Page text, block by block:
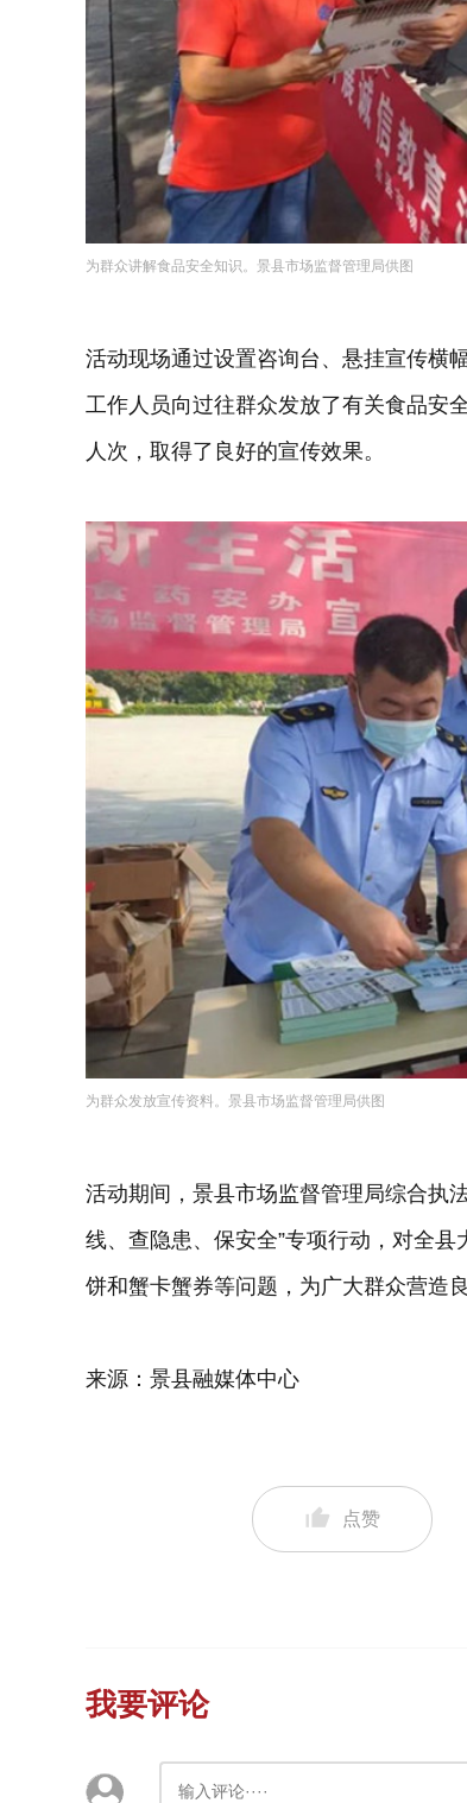
为群众讲解食品安全知识。景县市场监督管理局供图
活动现场通过设置咨询台、悬挂宣传横
工作人员向过往群众发放了有关食品安
人次，取得了良好的宣传效果。
为群众发放宣传资料。景县市场监督管理局供图
活动期间，景县市场监督管理局综合执
线、查隐患、保安全”专项行动，对全县
饼和蟹卡蟹券等问题，为广大群众营造
来源：景县融媒体中心
点赞
我要评论